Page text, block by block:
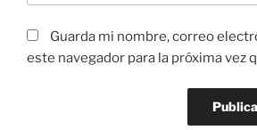
Guarda mi nombre, correo
este navegador para la próxima vez